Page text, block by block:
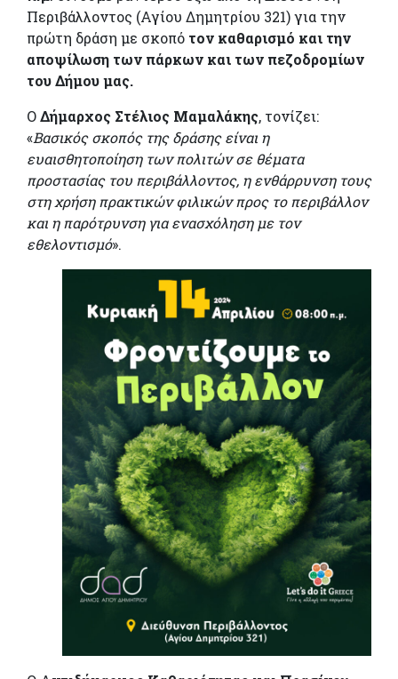
Περιβάλλοντος (Αγίου Δημητρίου 321) για την
πρώτη δράση με σκοπό τον καθαρισμό και την
αποψίλωση των πάρκων και των πεζοδρομίων
του Δήμου μας.
ΟΔήμαρχος Στέλιος Μαμαλάκης, τονίζει:
«Βασικός σκοπός της δράσης είναι η
ευαισθητοποίηση των πολιτών σε θέματα
προστασίας του περιβάλλοντος, η ενθάρρυνση τους
στη χρήση πρακτικών φιλικών προς το περιβάλλον
και η παρότρυνση για ενασχόληση με τον
εθελοντισμό».